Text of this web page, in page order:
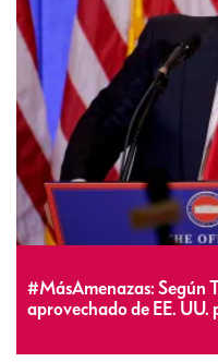
#MásAmenazas: Según
aprovechado de EE. UU.